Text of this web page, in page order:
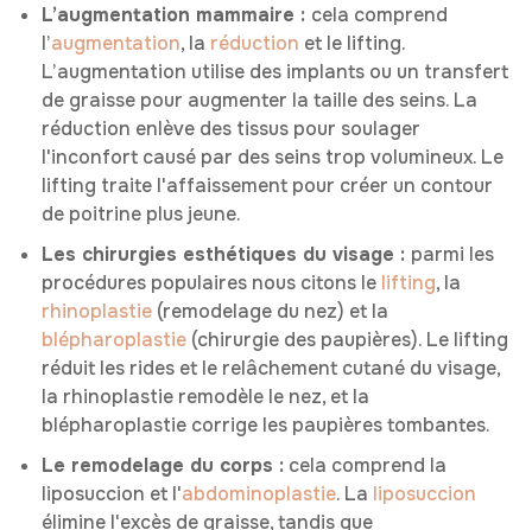
L’augmentation mammaire : cela comprend
l’augmentation, la réduction et le lifting.
L’augmentation utilise des implants ou un transfert
de graisse pour augmenter la taille des seins. La
réduction enlève des tissus pour soulager
l'inconfort causé par des seins trop volumineux. Le
lifting traite l'affaissement pour créer un contour
de poitrine plus jeune.
Les chirurgies esthétiques du visage : parmi les
procédures populaires nous citons le lifting, la
rhinoplastie (remodelage du nez) et la
blépharoplastie (chirurgie des paupières). Le lifting
réduit les rides et le relâchement cutané du visage,
la rhinoplastie remodèle le nez, et la
blépharoplastie corrige les paupières tombantes.
Le remodelage du corps : cela comprend la
liposuccion et l'abdominoplastie. La liposuccion
élimine l'excès de graisse, tandis que